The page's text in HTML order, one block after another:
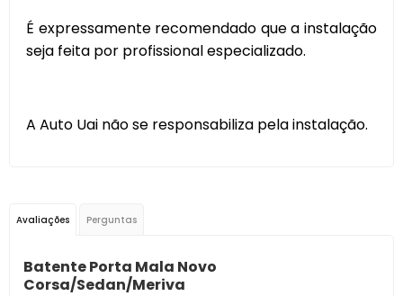
É expressamente recomendado que a instalação
seja feita por profissional especializado.
A Auto Uai não se responsabiliza pela instalação.
Avaliações Perguntas
Batente Porta Mala Novo
Corsa/Sedan/Meriva